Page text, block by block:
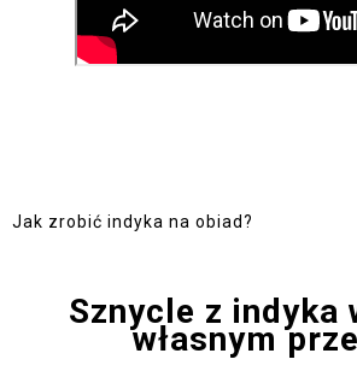
Jak zrobić indyka na obiad?
Sznycle z indyka
własnym